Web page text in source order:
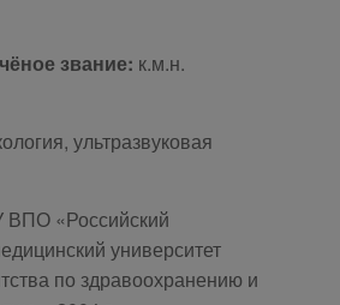
звание: к.м.н.
ультразвуковая
ВПО «Российский
университет
по здравоохранению и